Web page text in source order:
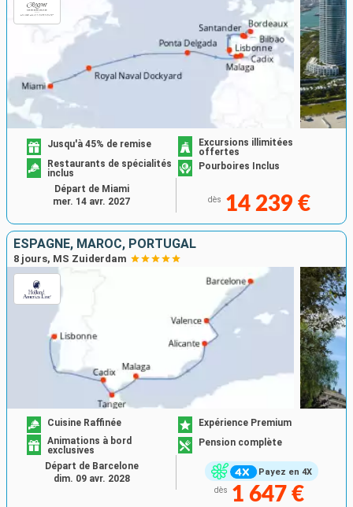
Jusqu'à 45% de remise
Excursions illimitées
offertes
Restaurants de spécialités
inclus
Pourboires Inclus
dès 14 239 €
Départ de Miami
mer. 14 avr. 2027
ESPAGNE, MAROC, PORTUGAL
8 jours, MS Zuiderdam
Payez en 4X
Cuisine Raffinée
Expérience Premium
Animations à bord
exclusives
Pension complète
dès 1 647 €
Départ de Barcelone
dim. 09 avr. 2028